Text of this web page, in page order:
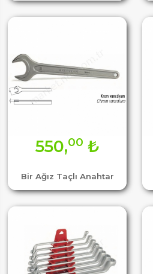
Bir Ağız Taçlı Anahtar
550,00 ₺